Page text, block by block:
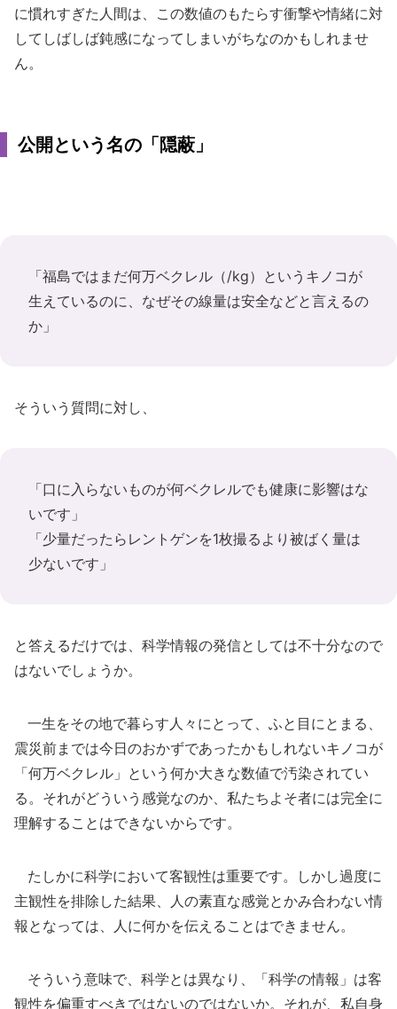
に慣れすぎた人間は、この数値のもたらす衝撃や情緒に対
してしばしば鈍感になってしまいがちなのかもしれませ
ん。
公開という名の「隠蔽」
「福島ではまだ何万ベクレル（/kg）というキノコが
生えているのに、なぜその線量は安全などと言えるの
か」
そういう質問に対し、
「口に入らないものが何ベクレルでも健康に影響はな
いです」
「少量だったらレントゲンを1枚撮るより被ばく量は
少ないです」
と答えるだけでは、科学情報の発信としては不十分なので
はないでしょうか。
一生をその地で暮らす人々にとって、ふと目にとまる、
震災前までは今日のおかずであったかもしれないキノコが
「何万ベクレル」という何か大きな数値で汚染されてい
る。それがどういう感覚なのか、私たちよそ者には完全に
理解することはできないからです。
たしかに科学において客観性は重要です。しかし過度に
主観性を排除した結果、人の素直な感覚とかみ合わない情
報となっては、人に何かを伝えることはできません。
そういう意味で、科学とは異なり、「科学の情報」は客
観性を偏重すべきではないのではないか。それが、私自身